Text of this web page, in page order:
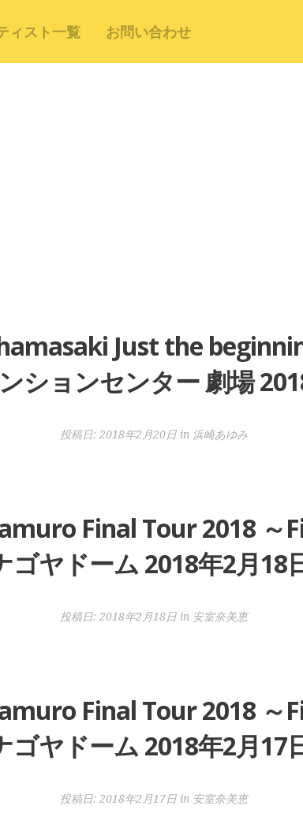
ィスト一覧 お問い合わせ
Just the
ションセンター 劇場
投稿日: 2018年2月20日 in 浜崎あゆみ
Final Tour 2018 ～
ゴヤドーム 2018年2月18
投稿日: 2018年2月18日 in 安室奈美恵
Final Tour 2018 ～
ゴヤドーム 2018年2月17
投稿日: 2018年2月17日 in 安室奈美恵